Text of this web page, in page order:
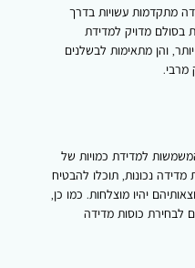
מתקדמות עשויות בדרך
בסולם מדויק למדידת
והן מתאימות לבשלנים
מרבי.
למדידת כמויות של
מדידה נכונות, תוכלו להבטיח
יהיו מוצלחות. כמו כן,
לבחירת כוסות מדידה